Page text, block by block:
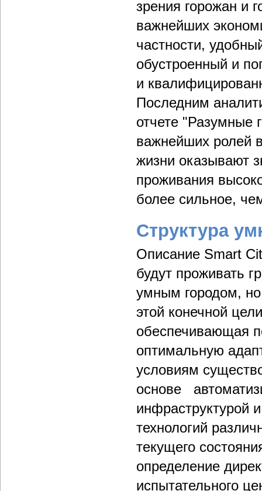
зрения горожан и
важнейших
частности,
обустроенный и
и
Последним
отчете "Разумные
важнейших ролей
жизни оказывают
проживания
более сильное,
Структура
Описание Smart
будут проживать
умным городом, но
этой конечной
обеспечивающая
оптимальную
условиям
основе
технологий
текущего
определение
испытательного